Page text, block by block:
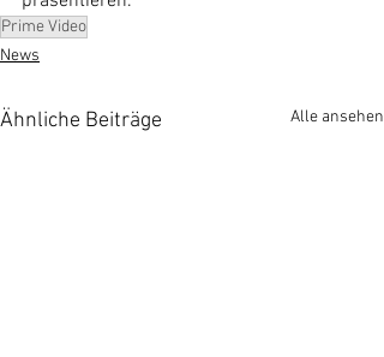
Prime Video
News
Ähnliche Beiträge Alle ansehen